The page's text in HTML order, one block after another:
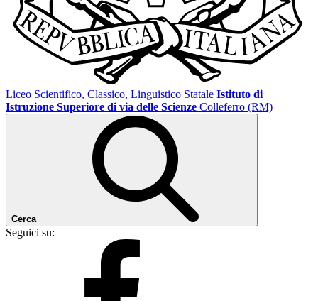
Liceo Scientifico, Classico, Linguistico Statale Istituto di
Istruzione Superiore di via delle Scienze Colleferro (RM)
Cerca
Seguici su: